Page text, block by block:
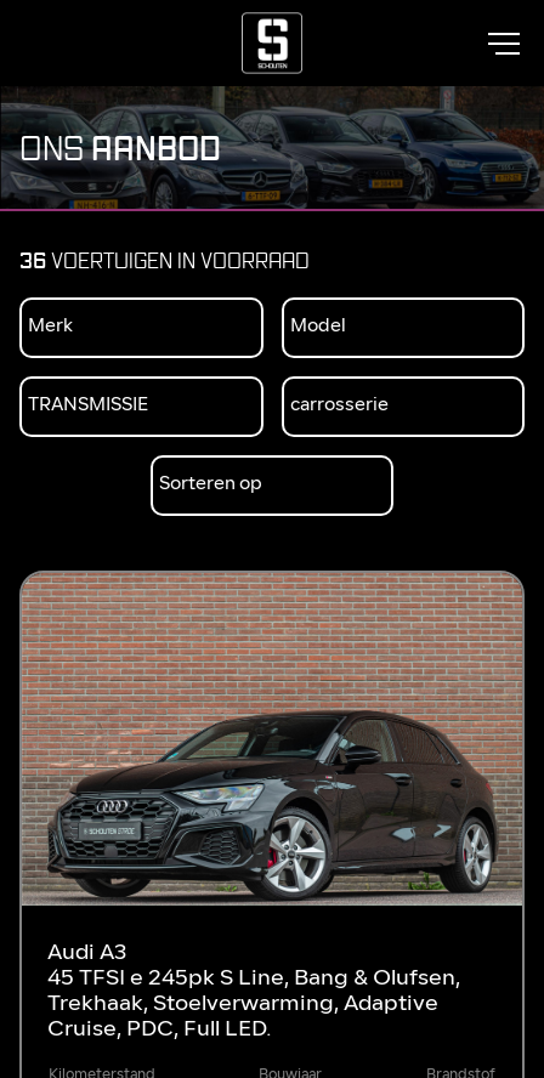
ONSAANBOD
36VOERTUIGEN IN VOORRAAD
Audi A3
45 TFSI e 245pk S Line, Bang & Olufsen,
Trekhaak, Stoelverwarming, Adaptive
Cruise, PDC, Full LED.